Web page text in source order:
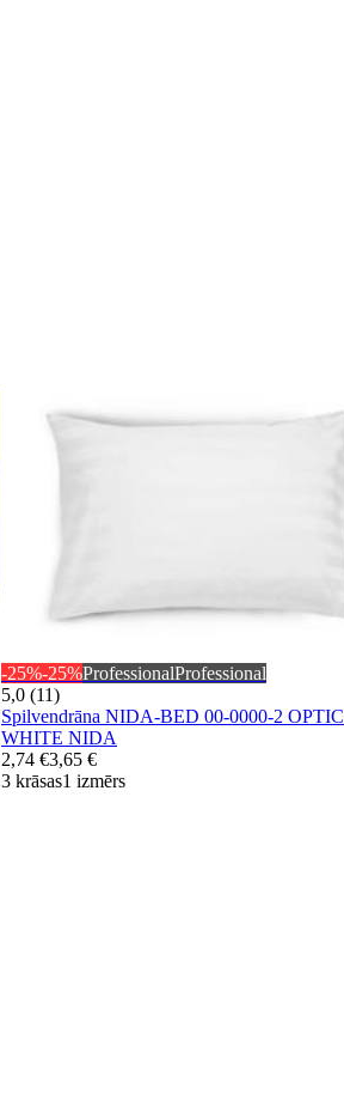
-25%-25%ProfessionalProfessional
5,0 (11)
Spilvendrāna NIDA-BED 00-0000-2 OPTIC
WHITE NIDA
2,74 €3,65 €
3 krāsas1 izmērs